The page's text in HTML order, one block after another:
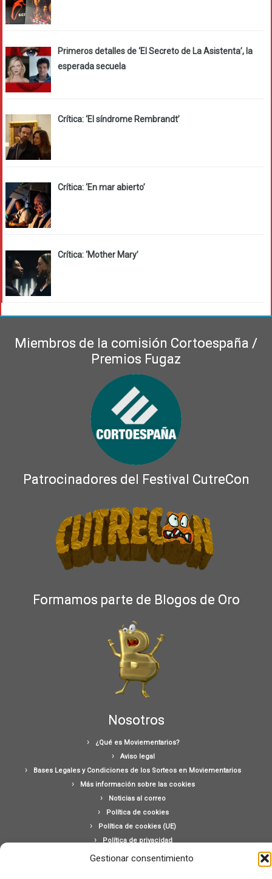
Gestionar consentimiento
Primeros detalles de ‘El Secreto de La Asistenta’, la
esperada secuela
Crítica: ‘El síndrome Rembrandt’
Crítica: ‘En mar abierto’
Crítica: ‘Mother Mary’
Miembros de la comisión Cortoespaña /
Premios Fugaz
Patrocinadores del Festival CutreCon
Formamos parte de Blogos de Oro
Nosotros
¿Qué es Moviementarios?
Aviso legal
Bases Legales y Condiciones de los Sorteos en Moviementarios
Más información sobre las cookies
Noticias al correo
Política de cookies
Política de cookies (UE)
Política de privacidad
Ponte en contacto con nosotros